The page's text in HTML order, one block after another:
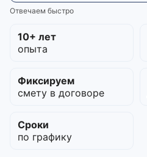
Отвечаем быстро
10+ лет
опыта
Фиксируем
смету в договоре
Сроки
по графику